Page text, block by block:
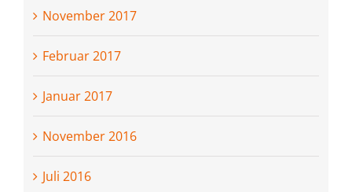
November 2017
Februar 2017
Januar 2017
November 2016
Juli 2016